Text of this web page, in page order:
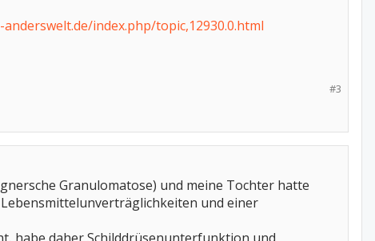
index.php/topic,12930.0.html
#3
Granulomatose) und meine Tochter hatte
und einer